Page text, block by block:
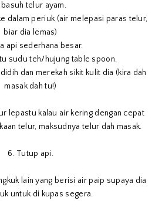
basuh telur ayam.
dalam periuk (air melepasi paras telur,
biar dia lemas)
api sederhana besar.
sudu teh/hujung table spoon.
dan merekah sikit kulit dia (kira dah
masak dah tu!)
lepastu kalau air kering dengan cepat
telur, maksudnya telur dah masak.
6. Tutup api.
lain yang berisi air paip supaya dia
untuk di kupas segera.